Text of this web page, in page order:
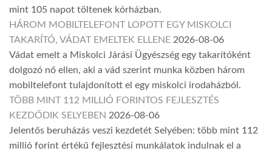
mint 105 napot töltenek kórházban.
HÁROM MOBILTELEFONT LOPOTT EGY MISKOLCI
TAKARÍTÓ, VÁDAT EMELTEK ELLENE 2026-08-06
Vádat emelt a Miskolci Járási Ügyészség egy takarítóként
dolgozó nő ellen, aki a vád szerint munka közben három
mobiltelefont tulajdonított el egy miskolci irodaházból.
TÖBB MINT 112 MILLIÓ FORINTOS FEJLESZTÉS
KEZDŐDIK SELYEBEN 2026-08-06
Jelentős beruházás veszi kezdetét Selyében: több mint 112
millió forint értékű fejlesztési munkálatok indulnak el a